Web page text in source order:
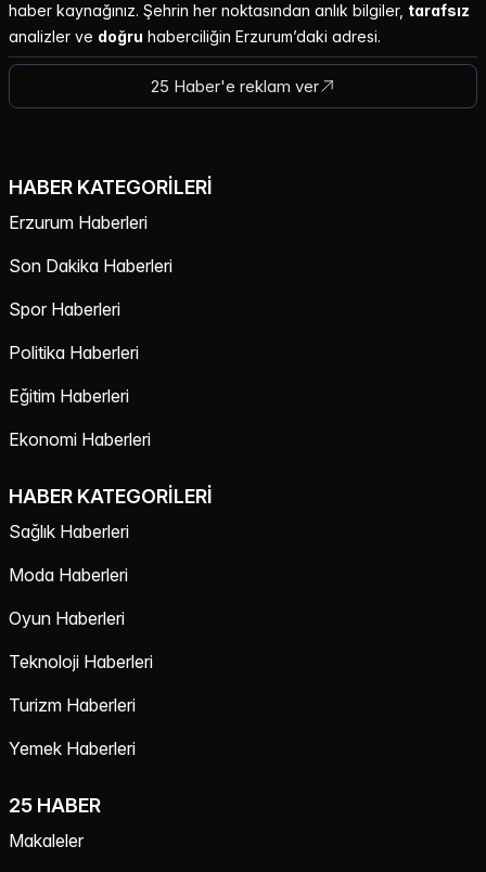
haber kaynağınız. Şehrin her noktasından anlık bilgiler, tarafsız
analizler ve doğru haberciliğin Erzurum’daki adresi.
25 Haber'e reklam ver
HABER KATEGORILERI
Erzurum Haberleri
Son Dakika Haberleri
Spor Haberleri
Politika Haberleri
Eğitim Haberleri
Ekonomi Haberleri
HABER KATEGORILERI
Sağlık Haberleri
Moda Haberleri
Oyun Haberleri
Teknoloji Haberleri
Turizm Haberleri
Yemek Haberleri
25 HABER
Makaleler